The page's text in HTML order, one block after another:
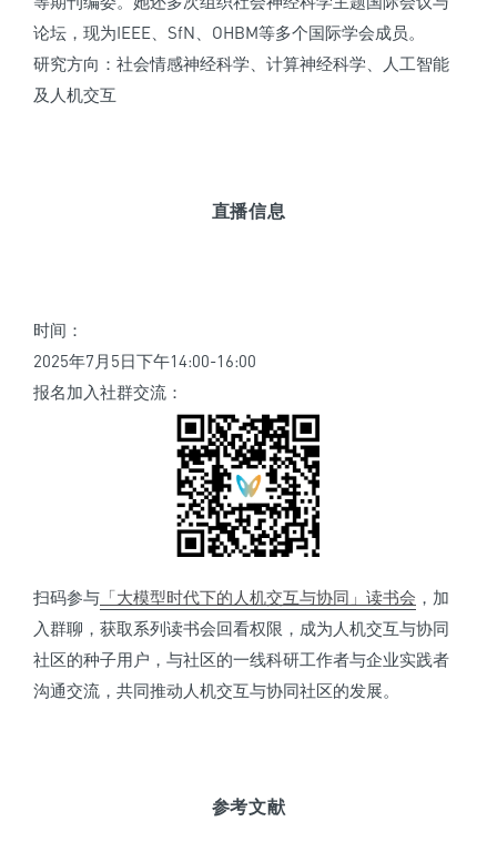
论坛，现为IEEE、SfN、OHBM等多个国际学会成员。
研究方向：社会情感神经科学、计算神经科学、人工智能
及人机交互
直播信息
时间：
2025年7月5日下午14:00-16:00
报名加入社群交流：
扫码参与 「大模型时代下的人机交互与协同」读书会 ，加
入群聊，获取系列读书会回看权限，成为人机交互与协同
社区的种子用户，与社区的一线科研工作者与企业实践者
沟通交流，共同推动人机交互与协同社区的发展。
参考文献